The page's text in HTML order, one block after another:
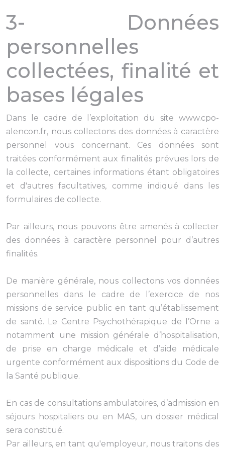
3- Données
personnelles
collectées, finalité et
bases légales
Dans le cadre de l’exploitation du site www.cpo-
alencon.fr, nous collectons des données à caractère
personnel vous concernant. Ces données sont
traitées conformément aux finalités prévues lors de
la collecte, certaines informations étant obligatoires
et d'autres facultatives, comme indiqué dans les
formulaires de collecte.
Par ailleurs, nous pouvons être amenés à collecter
des données à caractère personnel pour d’autres
finalités.
De manière générale, nous collectons vos données
personnelles dans le cadre de l’exercice de nos
missions de service public en tant qu’établissement
de santé. Le Centre Psychothérapique de l’Orne a
notamment une mission générale d’hospitalisation,
de prise en charge médicale et d’aide médicale
urgente conformément aux dispositions du Code de
la Santé publique.
En cas de consultations ambulatoires, d’admission en
séjours hospitaliers ou en MAS, un dossier médical
sera constitué.
Par ailleurs, en tant qu'employeur, nous traitons des